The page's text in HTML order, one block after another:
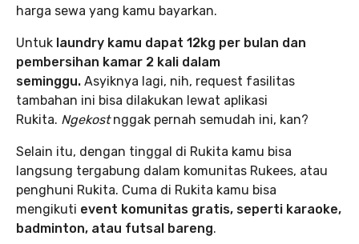
harga sewa yang kamu bayarkan.
Untuk laundry kamu dapat 12kg per bulan dan
pembersihan kamar 2 kali dalam
seminggu. Asyiknya lagi, nih, request fasilitas
tambahan ini bisa dilakukan lewat aplikasi
Rukita. Ngekostnggak pernah semudah ini, kan?
Selain itu, dengan tinggal di Rukita kamu bisa
langsung tergabung dalam komunitas Rukees, atau
penghuni Rukita. Cuma di Rukita kamu bisa
mengikuti event komunitas gratis, seperti karaoke,
badminton, atau futsal bareng.